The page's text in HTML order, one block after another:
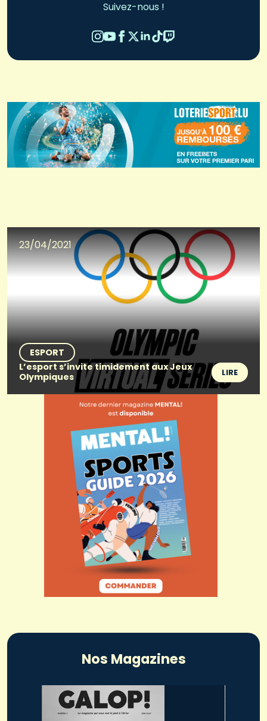
Suivez-nous !
23/04/2021
ESPORT
L’esport s’invite timidement aux Jeux
Olympiques
LIRE
Nos Magazines